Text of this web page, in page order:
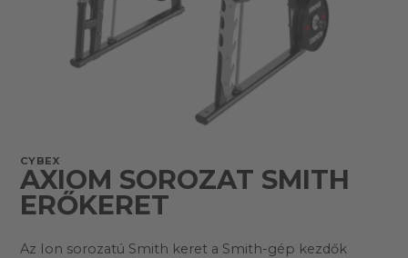
CYBEX
AXIOM SOROZAT SMITH
ERŐKERET
Az Ion sorozatú Smith keret a Smith-gép kezdők